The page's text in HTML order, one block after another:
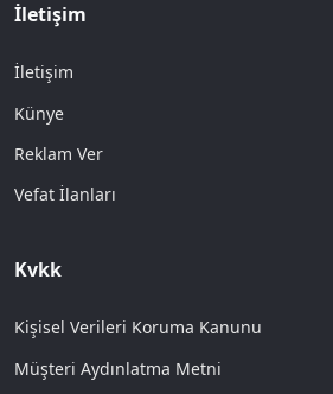
İletişim
İletişim
Künye
Reklam Ver
Vefat İlanları
Kvkk
Kişisel Verileri Koruma Kanunu
Müşteri Aydınlatma Metni